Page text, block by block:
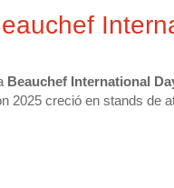
Beauchef International
2025 creció en stands de